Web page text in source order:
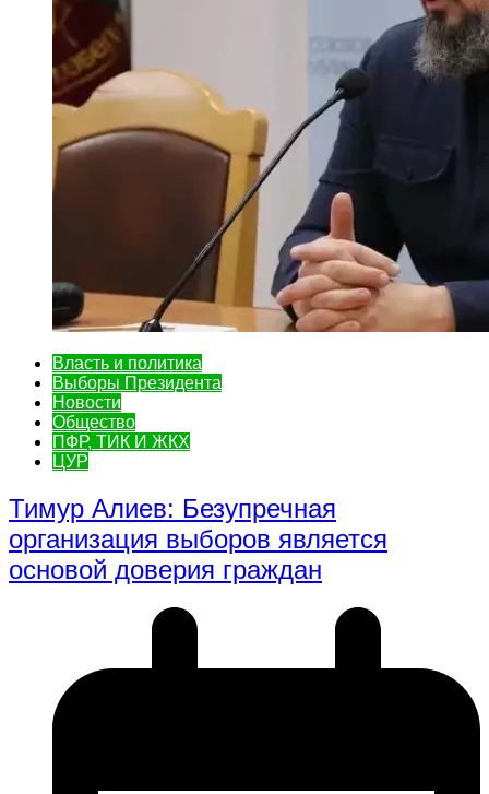
Власть и политика
Выборы Президента
Новости
Общество
ПФР, ТИК И ЖКХ
ЦУР
Тимур Алиев: Безупречная
организация выборов является
основой доверия граждан